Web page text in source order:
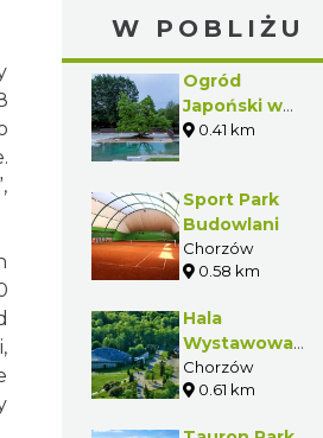
W POBLIŻU
Ogród
Japoński w
Parku Śląskim
0.41 km
Sport Park
Budowlani
Chorzów
0.58 km
Hala
Wystawowa
"Kapelusz"
Chorzów
0.61 km